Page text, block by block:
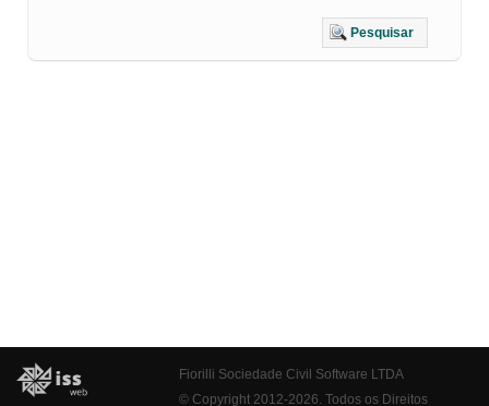
Pesquisar
Fiorilli Sociedade Civil Software LTDA
© Copyright 2012-2026. Todos os Direitos